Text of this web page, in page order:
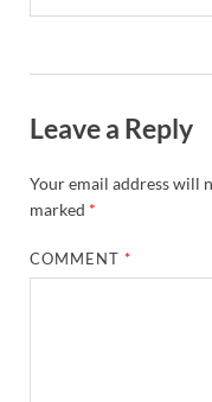
Leave a Reply
Your email address will
marked *
COMMENT*